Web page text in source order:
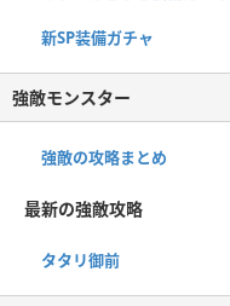
新SP装備ガチャ
強敵モンスター
強敵の攻略まとめ
最新の強敵攻略
タタリ御前